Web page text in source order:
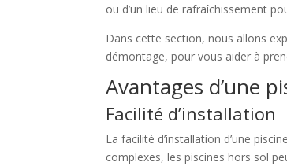
ou d’un lieu de rafraîchissement
Dans cette section, nous allons
démontage, pour vous aider à
Avantages d’une
Facilité d’installation
La facilité d’installation d’une
complexes, les piscines hors sol